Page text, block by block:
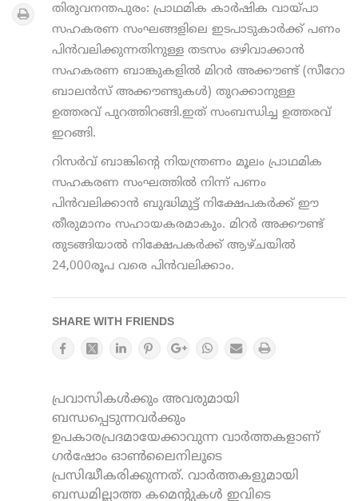
തിരുവനന്തപുരം: പ്രാഥമിക കാര്‍ഷിക വായ്പാ
സഹകരണ സംഘങ്ങളിലെ ഇടപാടുകാര്‍ക്ക് പണം
പിന്‍വലിക്കുന്നതിനുള്ള തടസം ഒഴിവാക്കാന്‍
സഹകരണ ബാങ്കുകളില്‍ മിറര്‍ അക്കൗണ്ട് (സീറോ
ബാലന്‍സ് അക്കൗണ്ടുകള്‍) തുറക്കാനുള്ള
ഉത്തരവ് പുറത്തിറങ്ങി.ഇത് സംബന്ധിച്ച ഉത്തരവ്
ഇറങ്ങി.
റിസര്‍വ് ബാങ്കിന്റെ നിയന്ത്രണം മൂലം പ്രാഥമിക
സഹകരണ സംഘത്തില്‍ നിന്ന് പണം
പിന്‍വലിക്കാന്‍ ബുദ്ധിമുട്ട് നിക്ഷേപകര്‍ക്ക് ഈ
തീരുമാനം സഹായകരമാകും. മിറര്‍ അക്കൗണ്ട്
തുടങ്ങിയാല്‍ നിക്ഷേപകര്‍ക്ക് ആഴ്ചയില്‍
24,000രൂപ വരെ പിന്‍വലിക്കാം.
SHARE WITH FRIENDS
പ്രവാസികൾക്കും അവരുമായി
ബന്ധപ്പെടുന്നവർക്കും
ഉപകാരപ്രദമായേക്കാവുന്ന വാർത്തകളാണ്
ഗർഷോം ഓൺലൈനിലൂടെ
പ്രസിദ്ധീകരിക്കുന്നത്. വാർത്തകളുമായി
ബന്ധമില്ലാത്ത കമെന്റുകൾ ഇവിടെ